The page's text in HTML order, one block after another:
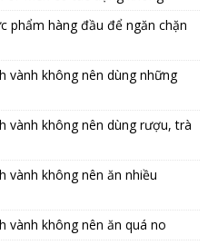
phẩm hàng đầu để ngăn chặn
vành không nên dùng những
vành không nên dùng rượu, trà
vành không nên ăn nhiều
vành không nên ăn quá no